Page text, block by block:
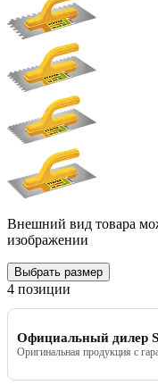
Внешний вид товара
изображении
Выбрать размер
4 позиции
Официальный дилер
Оригинальная продукция с